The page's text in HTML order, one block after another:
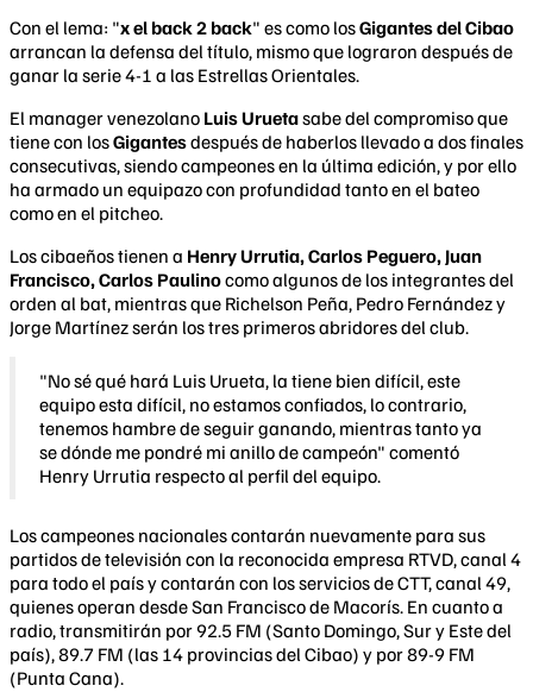
Con el lema: "x el back 2 back" es como losGigantes del Cibao
arrancan la defensa del título, mismo que lograron después de
ganar la serie 4-1 a las Estrellas Orientales.
El manager venezolano Luis Uruetasabe del compromiso que
tiene con losGigantesdespués de haberlos llevado a dos finales
consecutivas, siendo campeones en la última edición, y por ello
ha armado un equipazo con profundidad tanto en el bateo
como en el pitcheo.
Los cibaeños tienen a Henry Urrutia, Carlos Peguero, Juan
Francisco, Carlos Paulinocomo algunos de los integrantes del
orden al bat, mientras que Richelson Peña, Pedro Fernández y
Jorge Martínez serán los tres primeros abridores del club.
"No sé qué hará Luis Urueta, la tiene bien difícil, este
equipo esta difícil, no estamos confiados, lo contrario,
tenemos hambre de seguir ganando, mientras tanto ya
se dónde me pondré mi anillo de campeón" comentó
Henry Urrutia respecto al perfil del equipo.
Los campeones nacionales contarán nuevamente para sus
partidos de televisión con la reconocida empresa RTVD, canal 4
para todo el país y contarán con los servicios de CTT, canal 49,
quienes operan desde San Francisco de Macorís. En cuanto a
radio, transmitirán por 92.5 FM (Santo Domingo, Sur y Este del
país), 89.7 FM (las 14 provincias del Cibao) y por 89-9 FM
(Punta Cana).